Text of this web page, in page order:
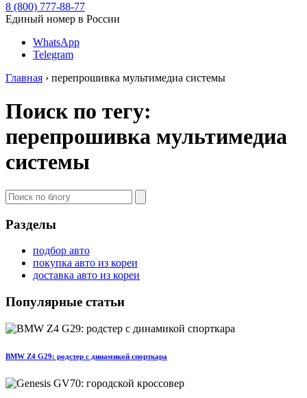
8 (800) 777-88-77
Единый номер в России
WhatsApp
Telegram
Главная › перепрошивка мультимедиа системы
Поиск по тегу:
перепрошивка мультимедиа
системы
Разделы
подбор авто
покупка авто из кореи
доставка авто из кореи
Популярные статьи
BMW Z4 G29: родстер с динамикой спорткара